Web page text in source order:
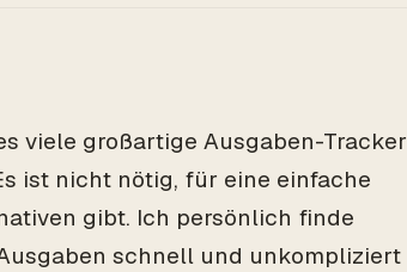
viele großartige Ausgaben-Tracker
ist nicht nötig, für eine einfache
gibt. Ich persönlich finde
schnell und unkompliziert